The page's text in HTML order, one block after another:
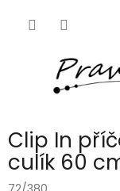
Clip In
culík 60